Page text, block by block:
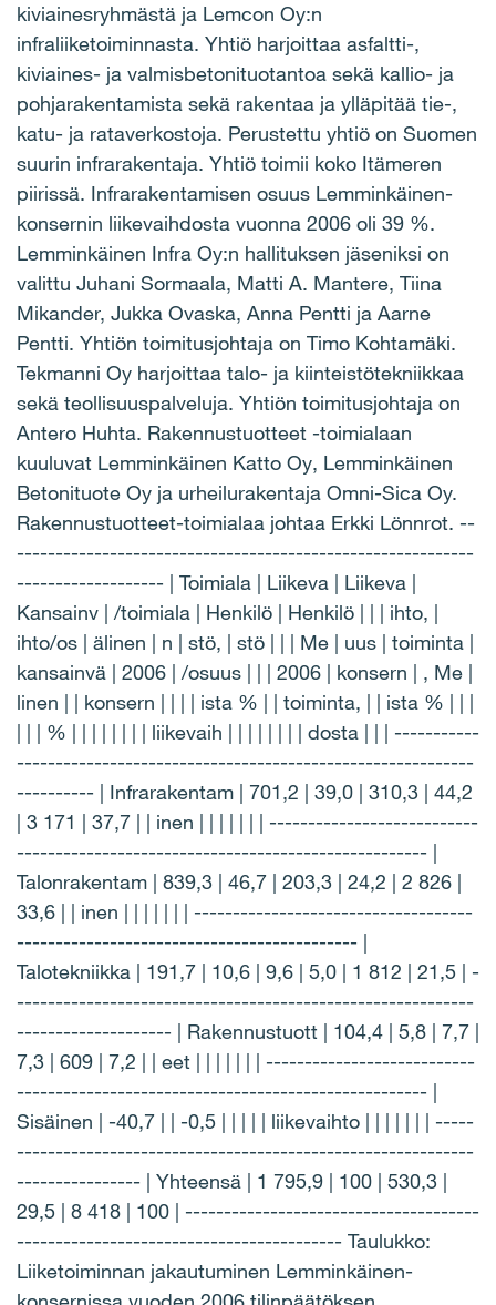
kiviainesryhmästä ja Lemcon Oy:n
infraliiketoiminnasta. Yhtiö harjoittaa asfaltti-,
kiviaines- ja valmisbetonituotantoa sekä kallio- ja
pohjarakentamista sekä rakentaa ja ylläpitää tie-,
katu- ja rataverkostoja. Perustettu yhtiö on Suomen
suurin infrarakentaja. Yhtiö toimii koko Itämeren
piirissä. Infrarakentamisen osuus Lemminkäinen-
konsernin liikevaihdosta vuonna 2006 oli 39 %.
Lemminkäinen Infra Oy:n hallituksen jäseniksi on
valittu Juhani Sormaala, Matti A. Mantere, Tiina
Mikander, Jukka Ovaska, Anna Pentti ja Aarne
Pentti. Yhtiön toimitusjohtaja on Timo Kohtamäki.
Tekmanni Oy harjoittaa talo- ja kiinteistötekniikkaa
sekä teollisuuspalveluja. Yhtiön toimitusjohtaja on
Antero Huhta. Rakennustuotteet -toimialaan
kuuluvat Lemminkäinen Katto Oy, Lemminkäinen
Betonituote Oy ja urheilurakentaja Omni-Sica Oy.
Rakennustuotteet-toimialaa johtaa Erkki Lönnrot. --
-----------------------------------------------------------
------------------- | Toimiala | Liikeva | Liikeva |
Kansainv | /toimiala | Henkilö | Henkilö | | | ihto, |
ihto/os | älinen | n | stö, | stö | | | Me | uus | toiminta |
kansainvä | 2006 | /osuus | | | 2006 | konsern | , Me |
linen | | konsern | | | | ista % | | toiminta, | | ista % | | |
| | | % | | | | | | | | liikevaih | | | | | | | | dosta | | | -----------
-----------------------------------------------------------
---------- | Infrarakentam | 701,2 | 39,0 | 310,3 | 44,2
| 3 171 | 37,7 | | inen | | | | | | | ---------------------------
----------------------------------------------------- |
Talonrakentam | 839,3 | 46,7 | 203,3 | 24,2 | 2 826 |
33,6 | | inen | | | | | | | ------------------------------------
-------------------------------------------- |
Talotekniikka | 191,7 | 10,6 | 9,6 | 5,0 | 1 812 | 21,5 | -
-----------------------------------------------------------
-------------------- | Rakennustuott | 104,4 | 5,8 | 7,7 |
7,3 | 609 | 7,2 | | eet | | | | | | | ---------------------------
----------------------------------------------------- |
Sisäinen | -40,7 | | -0,5 | | | | | liikevaihto | | | | | | | -----
-----------------------------------------------------------
---------------- | Yhteensä | 1 795,9 | 100 | 530,3 |
29,5 | 8 418 | 100 | --------------------------------------
------------------------------------------ Taulukko:
Liiketoiminnan jakautuminen Lemminkäinen-